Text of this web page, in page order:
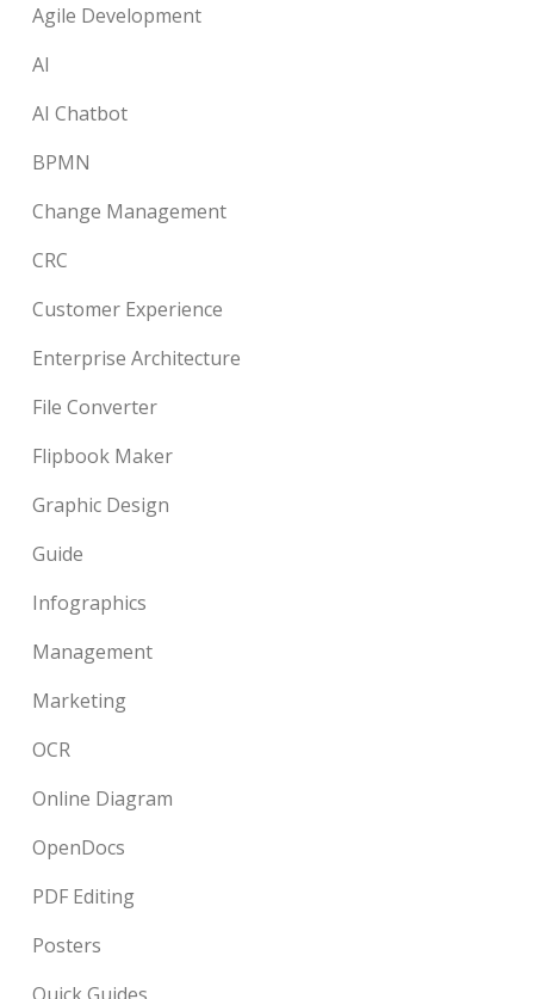
Agile Development
AI
AI Chatbot
BPMN
Change Management
CRC
Customer Experience
Enterprise Architecture
File Converter
Flipbook Maker
Graphic Design
Guide
Infographics
Management
Marketing
OCR
Online Diagram
OpenDocs
PDF Editing
Posters